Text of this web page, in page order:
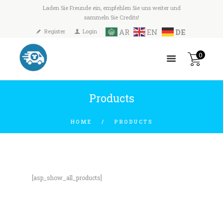
Laden Sie Freunde ein, empfehlen Sie uns weiter und
sammeln Sie Credits!
Register
Login AR EN DE
0
Products
HOME PRODUCTS
[asp_show_all_products]